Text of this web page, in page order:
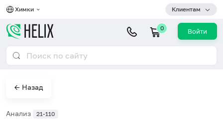
Химки Клиентам
0 Войти
← Назад
Анализ 21-110